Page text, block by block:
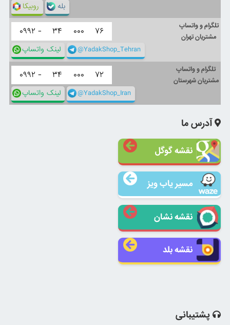
روبیکا بله
تلگرام و واتساپ
مشتریان تهران
۰۹۹۲ - ۳۴ ۰۰۰ ۷۶
لینک واتساپ @YadakShop_Tehran
تلگرام و واتساپ
مشتریان شهرستان
۰۹۹۲ - ۳۴ ۰۰۰ ۷۲
لینک واتساپ @YadakShop_Iran
آدرس ما
نقشه گوگل
مسیر یاب ویز
نقشه نشان
نقشه بلد
پشتیبانی